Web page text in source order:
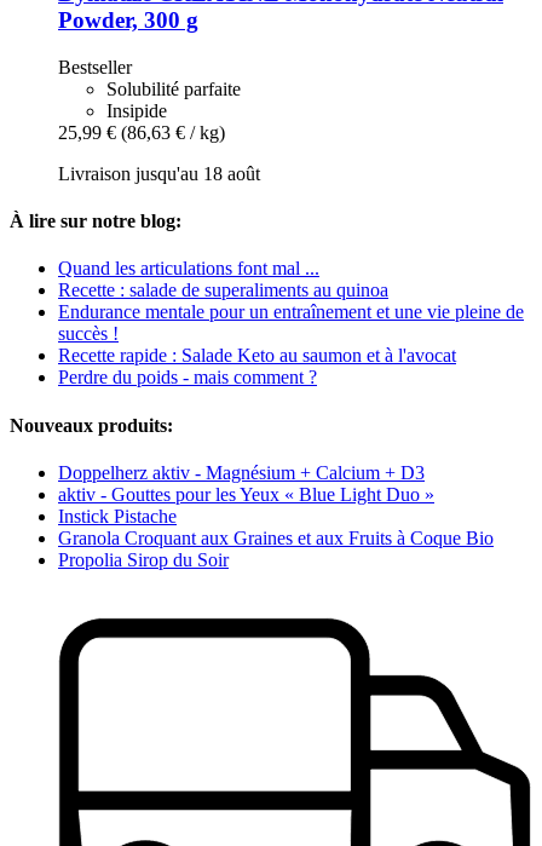
Powder, 300 g
Bestseller
Solubilité parfaite
Insipide
25,99 € (86,63 € / kg)
Livraison jusqu'au 18 août
À lire sur notre blog:
Quand les articulations font mal ...
Recette : salade de superaliments au quinoa
Endurance mentale pour un entraînement et une vie pleine de
succès !
Recette rapide : Salade Keto au saumon et à l'avocat
Perdre du poids - mais comment ?
Nouveaux produits:
Doppelherz aktiv - Magnésium + Calcium + D3
aktiv - Gouttes pour les Yeux « Blue Light Duo »
Instick Pistache
Granola Croquant aux Graines et aux Fruits à Coque Bio
Propolia Sirop du Soir